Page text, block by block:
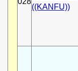
((KANFU))